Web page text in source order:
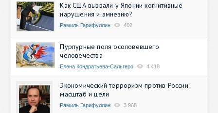
Как США вызвали у Японии когнитивные
нарушения и амнезию?
Рамиль Гарифуллин 402
Пурпурные поля осоловевшего
человечества
Елена Кондратьева-Сальгеро 4 418
Экономический терроризм против России:
масштаб и цели
Рамиль Гарифуллин 3 968